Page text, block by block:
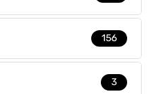
156
3